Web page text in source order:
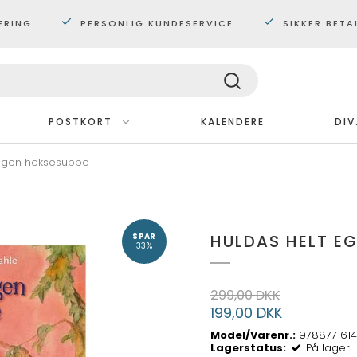
PERSONLIG KUNDESERVICE SIKKER
POSTKORT KALENDERE
heksesuppe
SPAR
33%
HULDAS HELT
299,00 DKK
199,00 DKK
Model/Varenr.:
Lagerstatus:
På lager.